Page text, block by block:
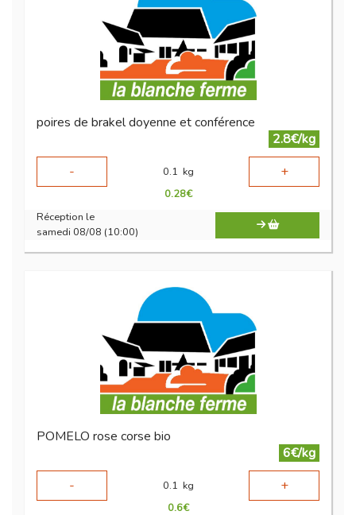
poires de brakel doyenne et conférence
2.8€/kg
-
0.1 kg +
0.28€
Réception le
samedi 08/08 (10:00)
POMELO rose corse bio
6€/kg
-
0.1 kg +
0.6€